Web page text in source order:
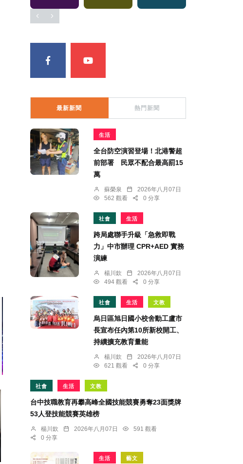
最新新聞 熱門新聞
生活
全台防空演習登場！北港警超
前部署 民眾不配合最高罰15
萬
蘇榮泉
2026年八月07日
562 觀看
0 分享
社會 生活
跨局處聯手升級「急救即戰
力」中市辦理 CPR+AED 實務
演練
楊川欽
2026年八月07日
494 觀看
0 分享
社會 生活 文教
烏日區旭日國小校舍動工盧市
長宣布任內第10所新校開工、
持續擴充教育量能
楊川欽
2026年八月07日
621 觀看
0 分享
社會 生活 文教
台中技職教育再攀高峰全國技能競賽勇奪23面獎牌
53人登技能競賽英雄榜
楊川欽 2026年八月07日
591 觀看
0 分享
生活 藝文